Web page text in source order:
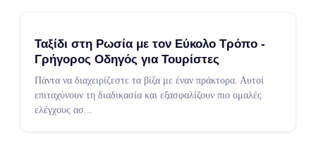
Ταξίδι στη Ρωσία με τον Εύκολο Τρόπο -
Γρήγορος Οδηγός για Τουρίστες
Πάντα να διαχειρίζεστε τα βίζα με έναν πράκτορα. Αυτοί
επιταχύνουν τη διαδικασία και εξασφαλίζουν πιο ομαλές
ελέγχους ασ...